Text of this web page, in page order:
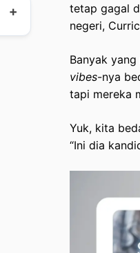
tetap gagal
negeri,
Banyak
vibes-nya
tapi mereka
Yuk, kita
“Ini dia